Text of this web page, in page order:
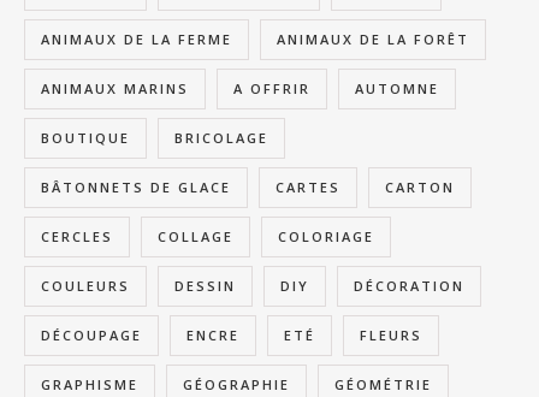
ANIMAUX DE LA FERME ANIMAUX DE LA FORÊT
ANIMAUX MARINS A OFFRIR AUTOMNE
BOUTIQUE BRICOLAGE
BÂTONNETS DE GLACE CARTES CARTON
CERCLES COLLAGE COLORIAGE
COULEURS DESSIN DIY DÉCORATION
DÉCOUPAGE ENCRE ETÉ FLEURS
GRAPHISME GÉOGRAPHIE GÉOMÉTRIE